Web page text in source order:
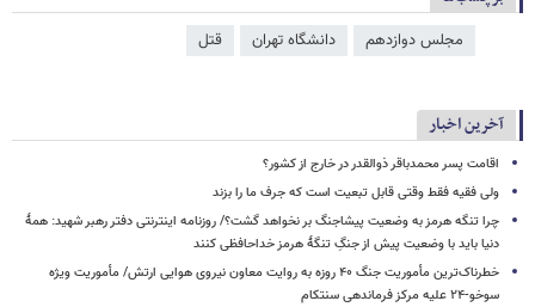
مجلس دوازدهم دانشگاه تهران قتل
آخرین اخبار
اقامت پسر محمدباقر ذوالقدر در خارج از کشور؟
ولی فقیه فقط وقتی قابل تبعیت است که جرف ما را بزند
چرا تنگه هرمز به وضعیت پیشاجنگ بر نخواهد گشت؟/ روزنامه اینترنتی دفتر رهبر شهید: همۀ
دنیا باید با وضعیت پیش از جنگِ تنگۀ هرمز خداحافظی کنند
خطرناک‌ترین مأموریت جنگ ۴۰ روزه به روایت معاون نیروی هوایی ارتش/ مأموریت ویژه
سوخو-۲۴ علیه مرکز فرماندهی سنتکام